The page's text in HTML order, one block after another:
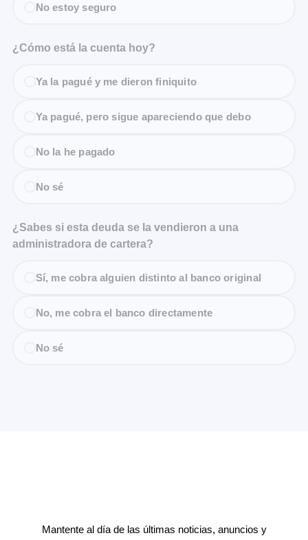
No estoy seguro
¿Cómo está la cuenta hoy?
Ya la pagué y me dieron finiquito
Ya pagué, pero sigue apareciendo que debo
No la he pagado
No sé
¿Sabes si esta deuda se la vendieron a una
administradora de cartera?
Sí, me cobra alguien distinto al banco original
No, me cobra el banco directamente
No sé
Mantente al día de las últimas noticias, anuncios y